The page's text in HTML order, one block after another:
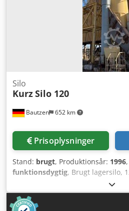
Bautzen 652 km
Silo
KurzSilo 120
Prisoplysninger
Stand: brugt, Produktionsår: 1996
funktionsdygtig, Brugt lagersilo,
Dksdpfxozq Sz Se Akmjr 1 x 50 t 1
Transportskruer